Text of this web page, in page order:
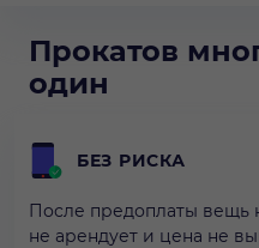
Прокатов
один
БЕЗ РИСКА
После предоплаты вещь
не арендует и цена не